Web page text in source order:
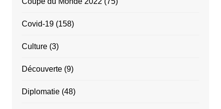
Covid-19(158)
Culture(3)
Découverte(9)
Diplomatie(48)